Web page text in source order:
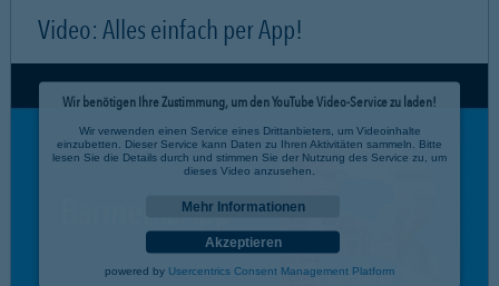
Video: Alles einfach per App!
Wir benötigen Ihre Zustimmung, um den YouTube Video-Service zu laden!
Wir verwenden einen Service eines Drittanbieters, um Videoinhalte
einzubetten. Dieser Service kann Daten zu Ihren Aktivitäten sammeln. Bitte
lesen Sie die Details durch und stimmen Sie der Nutzung des Service zu, um
dieses Video anzusehen.
Mehr Informationen
Akzeptieren
powered by Usercentrics Consent Management Platform